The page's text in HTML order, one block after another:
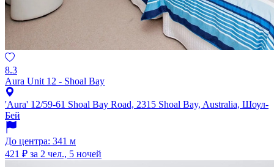
8.3
Aura Unit 12 - Shoal Bay
'Aura' 12/59-61 Shoal Bay Road, 2315 Shoal Bay, Australia, Шоул-
Бей
До центра: 341 м
421 ₽ за 2 чел., 5 ночей